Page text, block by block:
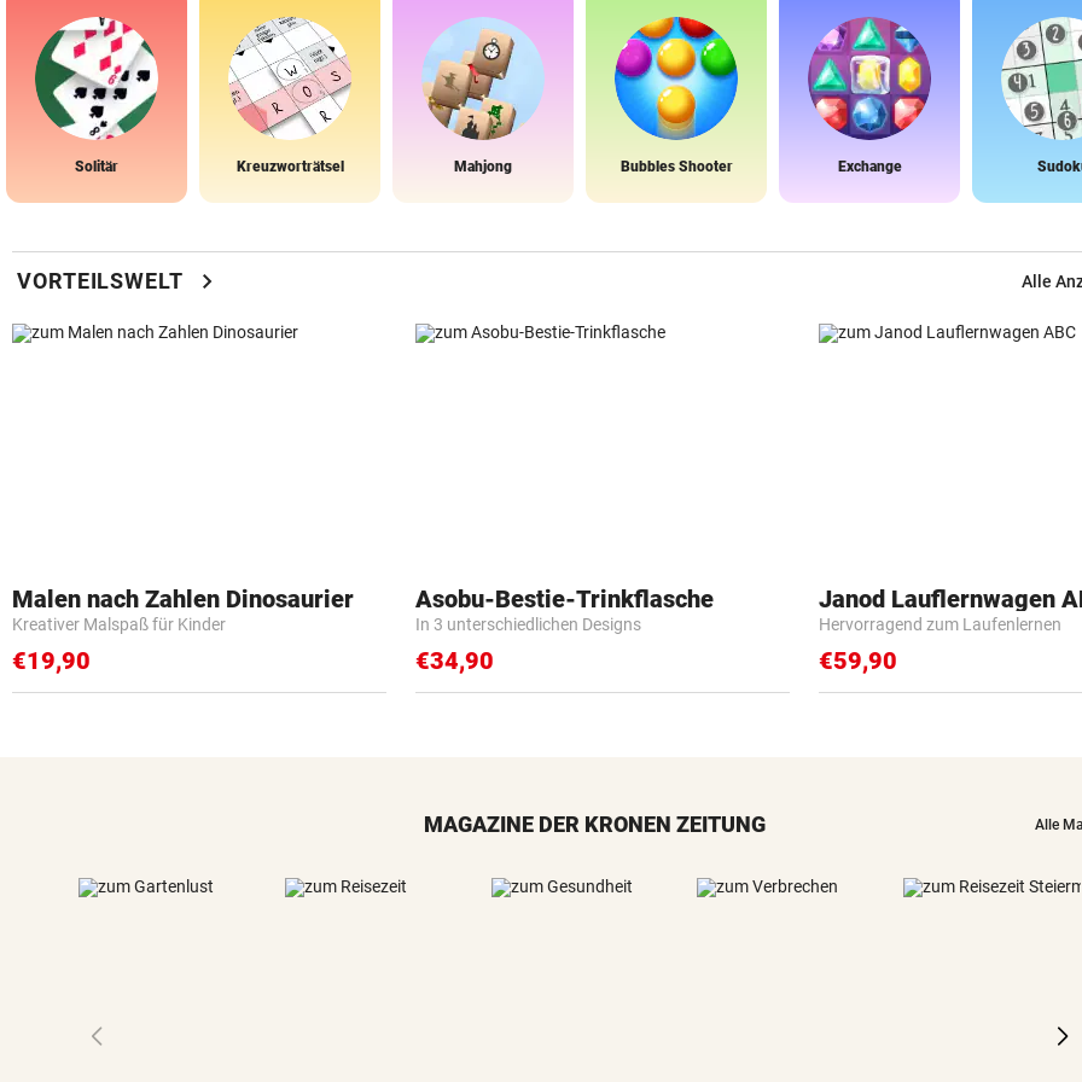
Solitär Kreuzworträtsel Mahjong Bubbles Shooter Exchange
VORTEILSWELT chevron_right Alle
Malen nach Zahlen Dinosaurier
Kreativer Malspaß für Kinder
€19,90
Asobu-Bestie-Trinkflasche
In 3 unterschiedlichen Designs
€34,90
Janod Lauflernwagen
Hervorragend zum Laufenlernen
€59,90
MAGAZINE DER KRONEN ZEITUNG Alle